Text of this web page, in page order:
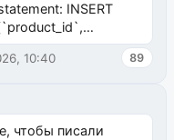
INSERT
10:40 89
чтобы писали